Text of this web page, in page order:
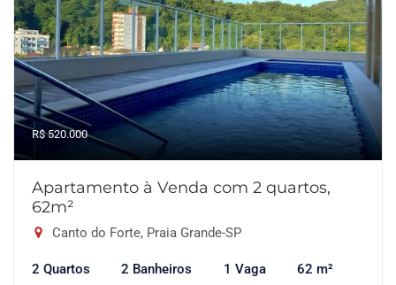
R$ 520.000
Apartamento à Venda com 2 quartos,
62m²
Canto do Forte, Praia Grande-SP
2 Quartos 2 Banheiros 1 Vaga 62 m²